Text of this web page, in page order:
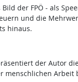
der FPÖ - als
und die
hinaus.
der Autor
menschlichen Arbeit